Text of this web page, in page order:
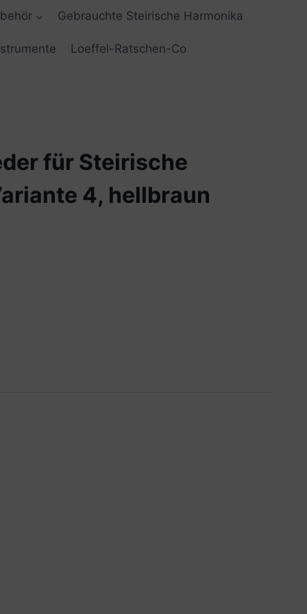
Gebrauchte Steirische Harmonika
Loeffel-Ratschen-Co
für Steirische
4, hellbraun